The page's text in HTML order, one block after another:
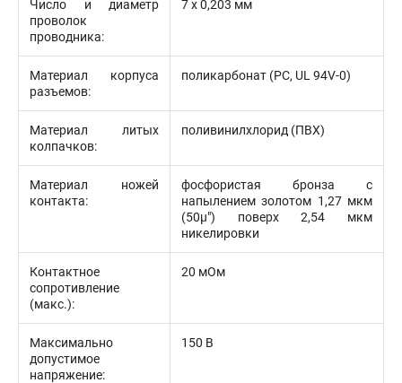
Число и диаметр
проволок
проводника:
7 х 0,203 мм
Материал корпуса
разъемов:
поликарбонат (PC, UL 94V-0)
Материал литых
колпачков:
поливинилхлорид (ПВХ)
Материал ножей
контакта:
фосфористая бронза с
напылением золотом 1,27 мкм
(50µ") поверх 2,54 мкм
никелировки
Контактное
сопротивление
(макс.):
20 мОм
Максимально
допустимое
напряжение:
150 В